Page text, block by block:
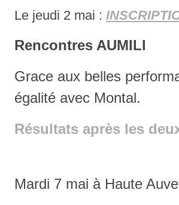
Le jeudi 2 mai :
Rencontres AUMILI
Grace aux belles
égalité avec Montal.
Résultats après les
Mardi 7 mai à Haute